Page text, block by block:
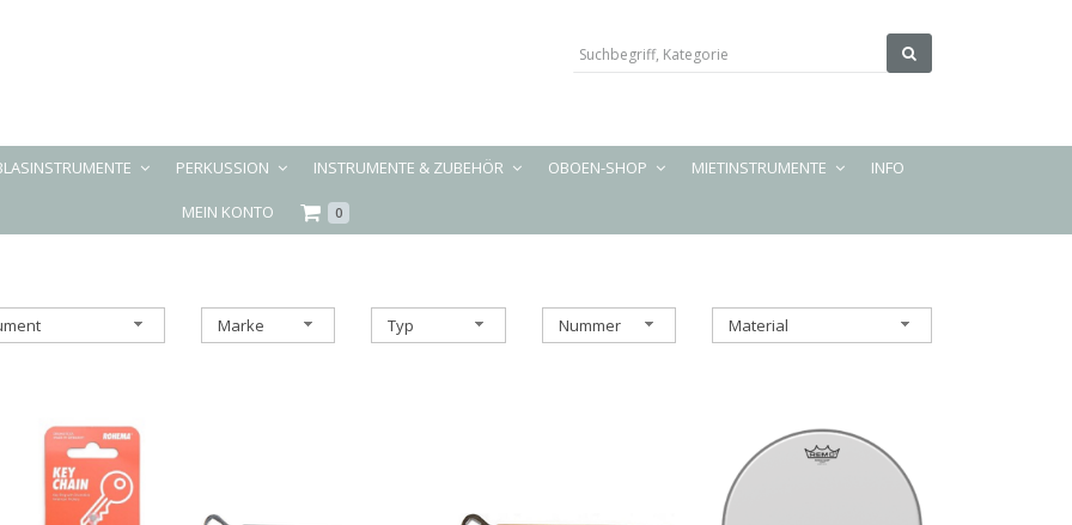
PERKUSSION INSTRUMENTE & ZUBEHÖR OBOEN-SHOP MIETINSTRUMENTE INFO
MEIN KONTO 0
Marke Typ Nummer Material